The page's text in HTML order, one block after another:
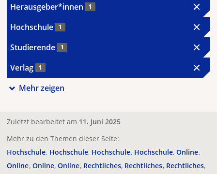
Herausgeber*innen 1
Hochschule 1
Studierende 1
Verlag 1
Mehr zeigen
Zuletzt bearbeitet am 11. Juni 2025
Mehr zu den Themen dieser Seite:
Hochschule Hochschule Hochschule Hochschule Online
Online Online Online Rechtliches Rechtliches Rechtliches